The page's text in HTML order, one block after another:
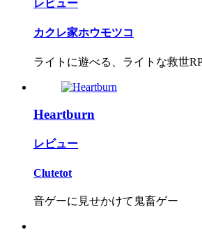
レビュー
カクレ家ホウモツコ
ライトに遊べる、ライトな救世
Heartburn
レビュー
Clutetot
音ゲーに見せかけて鬼畜ゲー